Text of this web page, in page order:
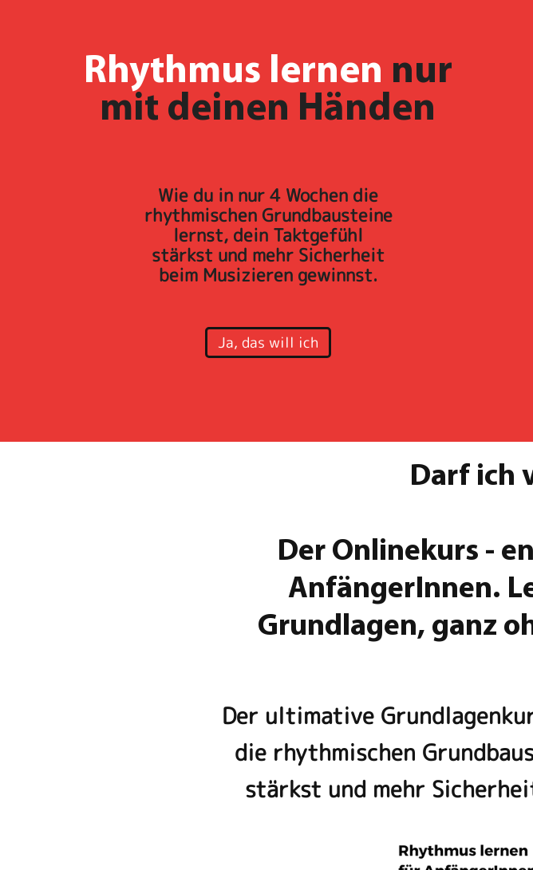
Rhythmus lernen nur
mit deinen Händen
Wie du in nur 4 Wochen die
rhythmischen Grundbausteine
lernst, dein Taktgefühl
stärkst und mehr Sicherheit
beim Musizieren gewinnst.
Ja, das will ich
Darf ich
Der Onlinekurs -
AnfängerInnen.
Grundlagen, ganz
Der ultimative
die rhythmischen
stärkst und mehr